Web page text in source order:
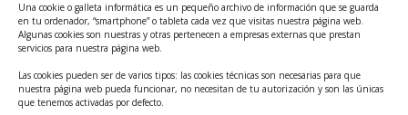
Una cookie o galleta informática es un pequeño archivo de información que se guarda
en tu ordenador, “smartphone” o tableta cada vez que visitas nuestra página web.
Algunas cookies son nuestras y otras pertenecen a empresas externas que prestan
servicios para nuestra página web.
Las cookies pueden ser de varios tipos: las cookies técnicas son necesarias para que
nuestra página web pueda funcionar, no necesitan de tu autorización y son las únicas
que tenemos activadas por defecto.
Ayudas INFO para el apoyo a las empresas
innovadoras con potencial tecnológico y escalables
Convocatoria Cheque de Innovación. Ayudas INFO
para la contratación de servicios de Innovación y
Competitividad